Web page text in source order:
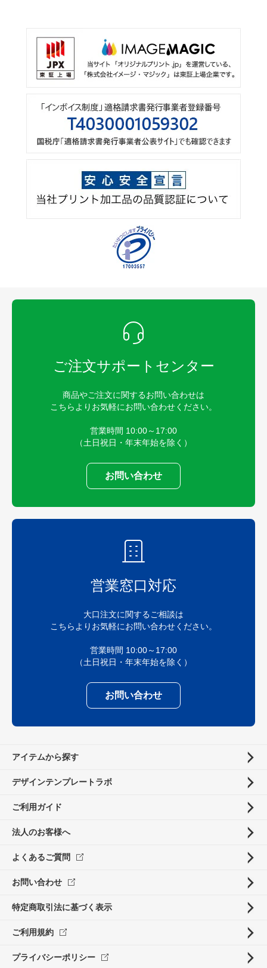
ご注文サポートセンター
商品やご注文に関するお問い合わせは
こちらよりお気軽にお問い合わせください。
営業時間 10:00～17:00
（土日祝日・年末年始を除く）
お問い合わせ
営業窓口対応
大口注文に関するご相談は
こちらよりお気軽にお問い合わせください。
営業時間 10:00～17:00
（土日祝日・年末年始を除く）
お問い合わせ
アイテムから探す
デザインテンプレートラボ
ご利用ガイド
法人のお客様へ
よくあるご質問
お問い合わせ
特定商取引法に基づく表示
ご利用規約
プライバシーポリシー